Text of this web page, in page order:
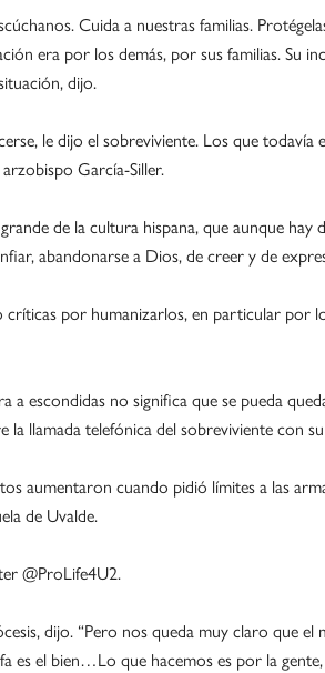
Cuida a nuestras familias.
era por los demás, por sus familias. Su
dijo.
le dijo el sobreviviente. Los que todavía
García-Siller.
de la cultura hispana, que aunque hay
abandonarse a Dios, de creer y de
por humanizarlos, en particular por
a escondidas no significa que se pueda
llamada telefónica del sobreviviente con
aumentaron cuando pidió límites a las
de Uvalde.
@ProLife4U2.
dijo. “Pero nos queda muy claro que
es el bien…Lo que hacemos es por la